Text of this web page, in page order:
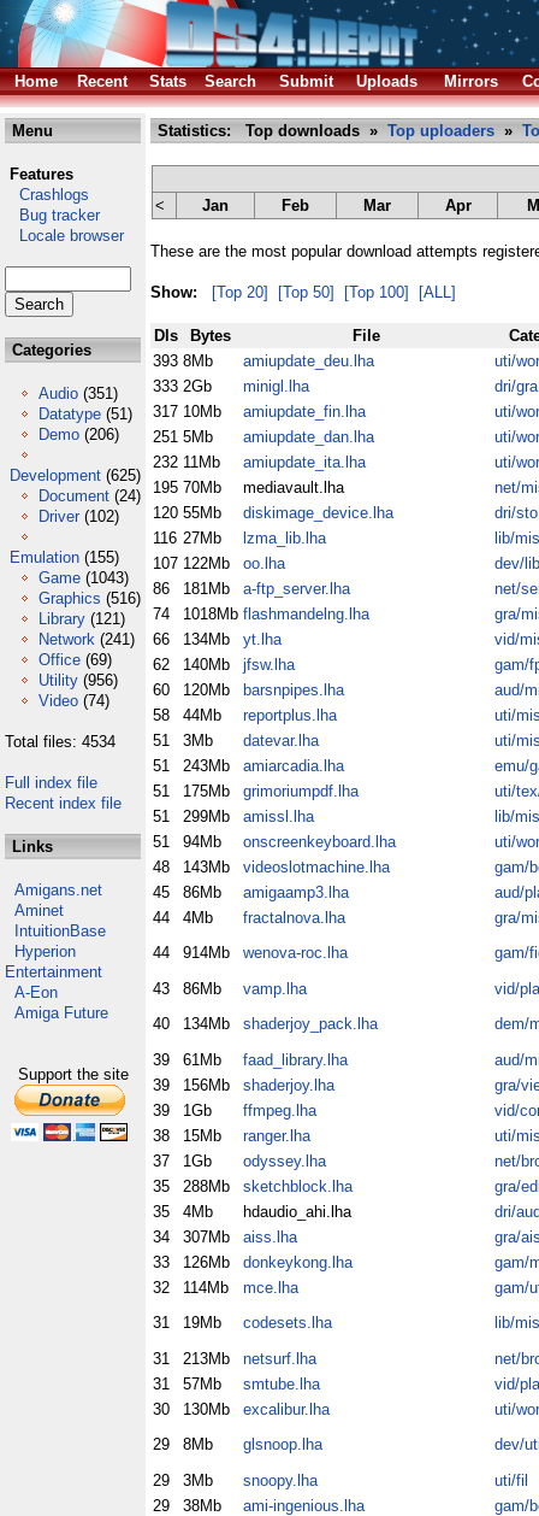
Home Recent Stats Search Submit Uploads Mirrors
Menu
Features
Crashlogs
Bug tracker
Locale browser
Categories
Audio (351)
Datatype (51)
Demo (206)
Development (625)
Document (24)
Driver (102)
Emulation (155)
Game (1043)
Graphics (516)
Library (121)
Network (241)
Office (69)
Utility (956)
Video (74)
Total files: 4534
Full index file
Recent index file
Links
Amigans.net
Aminet
IntuitionBase
Hyperion
Entertainment
A-Eon
Amiga Future
Support the site
Statistics: Top downloads » Top uploaders »
< Jan Feb Mar Apr
These are the most popular download attempts
Show: [Top 20] [Top 50] [Top 100] [ALL]
Dls Bytes File
393 8Mb amiupdate_deu.lha
uti/wor
333 2Gb minigl.lha
dri/gra
317 10Mb amiupdate_fin.lha
uti/wor
251 5Mb amiupdate_dan.lha
uti/wor
232 11Mb amiupdate_ita.lha
uti/wor
195 70Mb mediavault.lha
net/
120 55Mb diskimage_device.lha
dri/sto
116 27Mb lzma_lib.lha
lib/mis
107 122Mb oo.lha
dev/lib
86
181Mb a-ftp_server.lha
net/
74
1018Mb flashmandelng.lha
gra/
66
134Mb yt.lha
vid/
62
140Mb jfsw.lha
gam/
60
120Mb barsnpipes.lha
aud/
58
44Mb reportplus.lha
uti/
51
3Mb datevar.lha
uti/
51
243Mb amiarcadia.lha
emu/
51
175Mb grimoriumpdf.lha
uti/
51
299Mb amissl.lha
lib/mis
51
94Mb onscreenkeyboard.lha
uti/wor
48
143Mb videoslotmachine.lha
gam/
45
86Mb amigaamp3.lha
aud/
44
4Mb fractalnova.lha
gra/
44
914Mb wenova-roc.lha
gam/
43
86Mb vamp.lha
vid/pla
40
134Mb shaderjoy_pack.lha
dem/
39
61Mb faad_library.lha
aud/
39
156Mb shaderjoy.lha
gra/
39
1Gb ffmpeg.lha
vid/
38
15Mb ranger.lha
uti/
37
1Gb odyssey.lha
net/
35
288Mb sketchblock.lha
gra/
35
4Mb hdaudio_ahi.lha
dri/
34
307Mb aiss.lha
gra/
33
126Mb donkeykong.lha
gam/
32
114Mb mce.lha
gam/
31
19Mb codesets.lha
lib/mis
31
213Mb netsurf.lha
net/
31
57Mb smtube.lha
vid/pla
30
130Mb excalibur.lha
uti/wor
29
8Mb glsnoop.lha
dev/
29
3Mb snoopy.lha
uti/fil
29
38Mb ami-ingenious.lha
gam/